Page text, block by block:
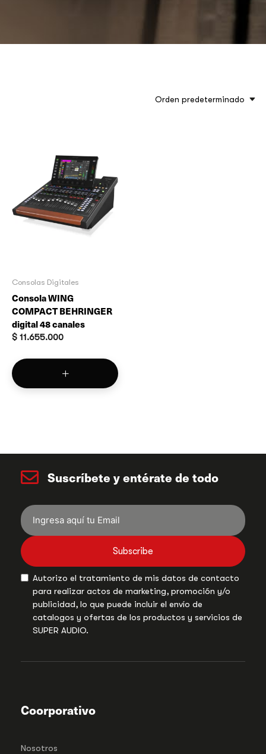
Orden predeterminado
Consolas Digitales
Consola WING
COMPACT BEHRINGER
digital 48 canales
$ 11.655.000
Suscríbete y entérate de todo
Subscribe
Autorizo el tratamiento de mis datos de contacto
para realizar actos de marketing, promoción y/o
publicidad, lo que puede incluir el envío de
catalogos y ofertas de los productos y servicios de
SUPER AUDIO.
Coorporativo
Nosotros